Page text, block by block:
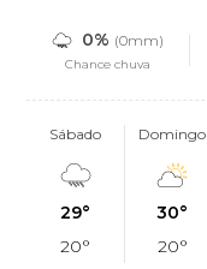
0% (0mm)
Chance chuva
Sábado
29°
20°
Domingo
30°
20°